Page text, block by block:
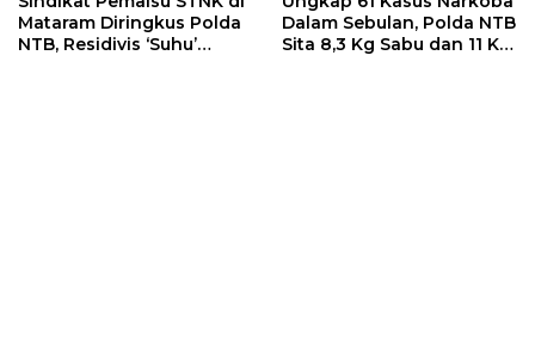
Mataram Diringkus Polda
NTB, Residivis ‘Suhu’
Dalam Sebulan, Polda NTB
Sita 8,3 Kg Sabu dan 11 Kg